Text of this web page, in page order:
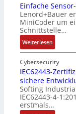
Einfache
Lenord+Bauer
MiniCoder um
Schnittstelle…
Weiterlesen:
E
i
n
f
a
c
h
Cybersecurity
IEC62443-
sichere
Softing
IEC62443-4-
erstmals…